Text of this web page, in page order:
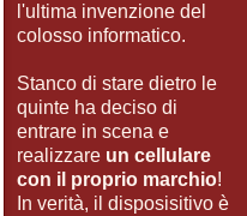
l'ultima invenzione del
colosso informatico.
Stanco di stare dietro le
quinte ha deciso di
entrare in scena e
realizzare un cellulare
con il proprio marchio!
In verità, il disposisitivo è